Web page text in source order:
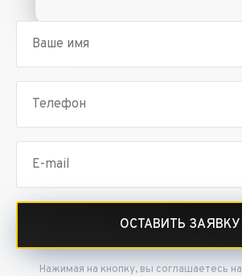
ОСТАВИТЬ ЗАЯВКУ
Нажимая на кнопку, вы соглашаетесь на